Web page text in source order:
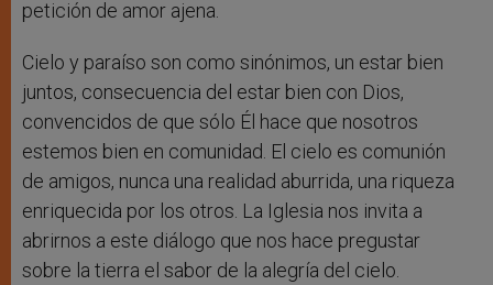
petición de amor ajena.
Cielo y paraíso son como sinónimos, un estar bien
juntos, consecuencia del estar bien con Dios,
convencidos de que sólo Él hace que nosotros
estemos bien en comunidad. El cielo es comunión
de amigos, nunca una realidad aburrida, una riqueza
enriquecida por los otros. La Iglesia nos invita a
abrirnos a este diálogo que nos hace pregustar
sobre la tierra el sabor de la alegría del cielo.